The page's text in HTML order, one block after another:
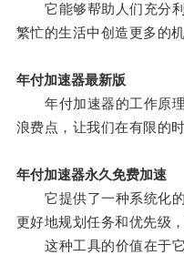
它能够帮助人们充分利
繁忙的生活中创造更多的机
年付加速器最新版
年付加速器的工作原理
浪费点，让我们在有限的
年付加速器永久免费加速
它提供了一种系统化的
更好地规划任务和优先级
这种工具的价值在于它